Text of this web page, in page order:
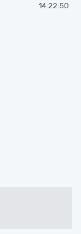
14:22:50